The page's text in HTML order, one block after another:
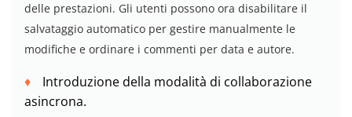
delle prestazioni. Gli utenti possono ora disabilitare il
salvataggio automatico per gestire manualmente le
modifiche e ordinare i commenti per data e autore.
Introduzione della modalità di collaborazione
asincrona.